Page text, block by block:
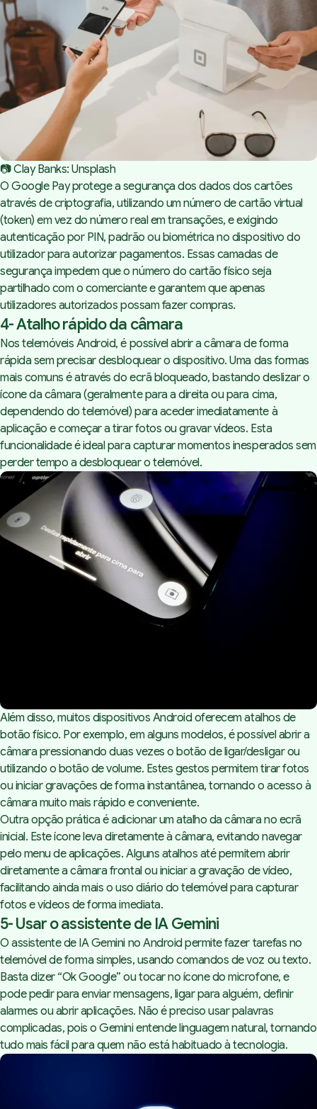
📷 Clay Banks: Unsplash
O Google Pay protege a segurança dos dados dos cartões
através de criptografia, utilizando um número de cartão virtual
(token) em vez do número real em transações, e exigindo
autenticação por PIN, padrão ou biométrica no dispositivo do
utilizador para autorizar pagamentos. Essas camadas de
segurança impedem que o número do cartão físico seja
partilhado com o comerciante e garantem que apenas
utilizadores autorizados possam fazer compras.
4- Atalho rápido da câmara
Nos telemóveis Android, é possível abrir a câmara de forma
rápida sem precisar desbloquear o dispositivo. Uma das formas
mais comuns é através do ecrã bloqueado, bastando deslizar o
ícone da câmara (geralmente para a direita ou para cima,
dependendo do telemóvel) para aceder imediatamente à
aplicação e começar a tirar fotos ou gravar vídeos. Esta
funcionalidade é ideal para capturar momentos inesperados sem
perder tempo a desbloquear o telemóvel.
Além disso, muitos dispositivos Android oferecem atalhos de
botão físico. Por exemplo, em alguns modelos, é possível abrir a
câmara pressionando duas vezes o botão de ligar/desligar ou
utilizando o botão de volume. Estes gestos permitem tirar fotos
ou iniciar gravações de forma instantânea, tornando o acesso à
câmara muito mais rápido e conveniente.
Outra opção prática é adicionar um atalho da câmara no ecrã
inicial. Este ícone leva diretamente à câmara, evitando navegar
pelo menu de aplicações. Alguns atalhos até permitem abrir
diretamente a câmara frontal ou iniciar a gravação de vídeo,
facilitando ainda mais o uso diário do telemóvel para capturar
fotos e vídeos de forma imediata.
5- Usar o assistente de IA Gemini
O assistente de IA Gemini no Android permite fazer tarefas no
telemóvel de forma simples, usando comandos de voz ou texto.
Basta dizer “Ok Google” ou tocar no ícone do microfone, e
pode pedir para enviar mensagens, ligar para alguém, definir
alarmes ou abrir aplicações. Não é preciso usar palavras
complicadas, pois o Gemini entende linguagem natural, tornando
tudo mais fácil para quem não está habituado à tecnologia.